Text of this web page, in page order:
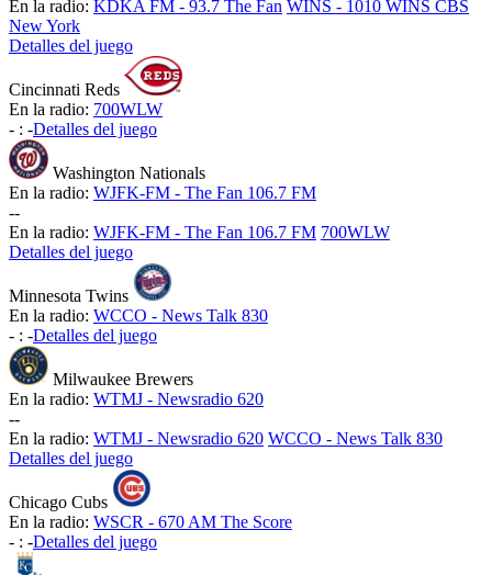
En la radio: KDKA FM - 93.7 The Fan WINS - 1010 WINS CBS
New York
Detalles del juego
Cincinnati Reds
En la radio: 700WLW
- : -Detalles del juego
Washington Nationals
En la radio: WJFK-FM - The Fan 106.7 FM
--
En la radio: WJFK-FM - The Fan 106.7 FM 700WLW
Detalles del juego
Minnesota Twins
En la radio: WCCO - News Talk 830
- : -Detalles del juego
Milwaukee Brewers
En la radio: WTMJ - Newsradio 620
--
En la radio: WTMJ - Newsradio 620 WCCO - News Talk 830
Detalles del juego
Chicago Cubs
En la radio: WSCR - 670 AM The Score
- : -Detalles del juego